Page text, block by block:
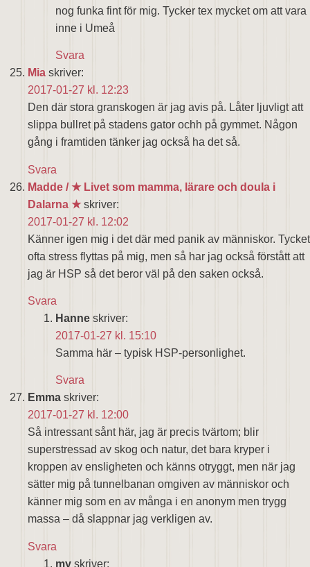
nog funka fint för mig. Tycker tex mycket om att vara
inne i Umeå
Svara
Mia skriver:
2017-01-27 kl. 12:23
Den där stora granskogen är jag avis på. Låter ljuvligt att
slippa bullret på stadens gator ochh på gymmet. Någon
gång i framtiden tänker jag också ha det så.
Svara
Madde / ★ Livet som mamma, lärare och doula i
Dalarna ★ skriver:
2017-01-27 kl. 12:02
Känner igen mig i det där med panik av människor. Tycket
ofta stress flyttas på mig, men så har jag också förstått att
jag är HSP så det beror väl på den saken också.
Svara
Hanne skriver:
2017-01-27 kl. 15:10
Samma här – typisk HSP-personlighet.
Svara
Emma skriver:
2017-01-27 kl. 12:00
Så intressant sånt här, jag är precis tvärtom; blir
superstressad av skog och natur, det bara kryper i
kroppen av ensligheten och känns otryggt, men när jag
sätter mig på tunnelbanan omgiven av människor och
känner mig som en av många i en anonym men trygg
massa – då slappnar jag verkligen av.
Svara
my skriver: